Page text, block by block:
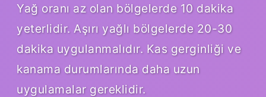
Yağ oranı az olan bölgelerde 10 dakika
yeterlidir. Aşırı yağlı bölgelerde 20-30
dakika uygulanmalıdır. Kas gerginliği ve
kanama durumlarında daha uzun
uygulamalar gereklidir.